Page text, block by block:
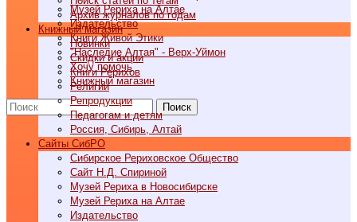
Музей Рериха на Алтае
Издательство
Книги Живой Этики
"Наследие Алтая" - Верх-Уймон
Хочу помочь
Книжный магазин
Поиск
Архив журналов по годам
Книжный магазин
Новинки
Скидки и акции
Книги Рерихов
Религии
Репродукции
Педагогам и детям
Россия, Сибирь, Алтай
Cайты СибРО
Сибирское Рериховское Общество
Сайт Н.Д. Спириной
Музей Рериха в Новосибирске
Музей Рериха на Алтае
Издательство